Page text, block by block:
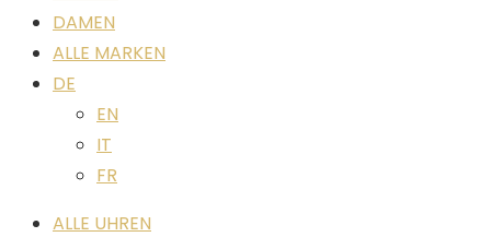
DAMEN
ALLE MARKEN
DE
EN
IT
FR
ALLE UHREN